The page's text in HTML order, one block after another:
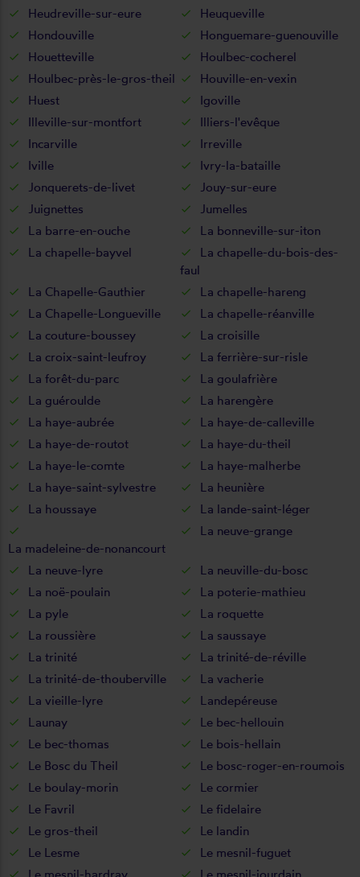
Heudreville-sur-eure
Heuqueville
Hondouville
Honguemare-guenouville
Houetteville
Houlbec-cocherel
Houlbec-près-le-gros-theil
Houville-en-vexin
Huest
Igoville
Illeville-sur-montfort
Illiers-l'evêque
Incarville
Irreville
Iville
Ivry-la-bataille
Jonquerets-de-livet
Jouy-sur-eure
Juignettes
Jumelles
La barre-en-ouche
La bonneville-sur-iton
La chapelle-bayvel
La chapelle-du-bois-des-
faul
La Chapelle-Gauthier
La chapelle-hareng
La Chapelle-Longueville
La chapelle-réanville
La couture-boussey
La croisille
La croix-saint-leufroy
La ferrière-sur-risle
La forêt-du-parc
La goulafrière
La guéroulde
La harengère
La haye-aubrée
La haye-de-calleville
La haye-de-routot
La haye-du-theil
La haye-le-comte
La haye-malherbe
La haye-saint-sylvestre
La heunière
La houssaye
La lande-saint-léger
La madeleine-de-nonancourt
La neuve-grange
La neuve-lyre
La neuville-du-bosc
La noë-poulain
La poterie-mathieu
La pyle
La roquette
La roussière
La saussaye
La trinité
La trinité-de-réville
La trinité-de-thouberville
La vacherie
La vieille-lyre
Landepéreuse
Launay
Le bec-hellouin
Le bec-thomas
Le bois-hellain
Le Bosc du Theil
Le bosc-roger-en-roumois
Le boulay-morin
Le cormier
Le Favril
Le fidelaire
Le gros-theil
Le landin
Le Lesme
Le mesnil-fuguet